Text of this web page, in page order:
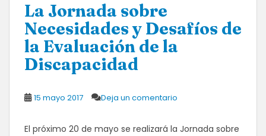
La Jornada sobre
Necesidades y Desafíos de
la Evaluación de la
Discapacidad
15 mayo 2017 Deja un comentario
El próximo 20 de mayo se realizará la Jornada sobre